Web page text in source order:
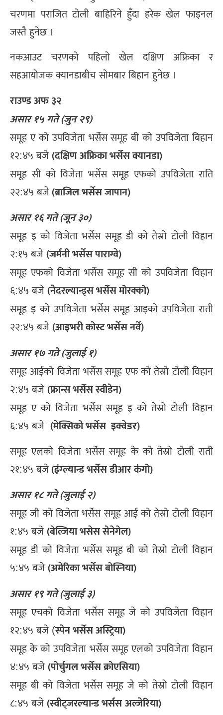
चरणमा पराजित टोली बाहिरिने हुँदा हरेक खेल फाइनल
जस्तै हुनेछ ।
नकआउट चरणको पहिलो खेल दक्षिण अफ्रिका र
सहआयोजक क्यानडाबीच सोमबार बिहान हुनेछ ।
राउण्ड अफ ३२
असार १५ गते (जुन २९)
समूह ए को उपविजेता भर्सेस समूह बी को उपविजेता बिहान
१२:४५ बजे (दक्षिण अफ्रिका भर्सेस क्यानडा)
समूह सी को विजेता भर्सेस समूह एफको उपविजेता राति
२२:४५ बजे (ब्राजिल भर्सेस जापान)
असार १६ गते (जून ३०)
समूह इ को विजेता भर्सेस समूह डी को तेस्रो टोली विहान
२:१५ बजे (जर्मनी भर्सेस पाराग्वे)
समूह एफको विजेता भर्सेस समूह सी को उपविजेता विहान
६:४५ बजे (नेदरल्यान्ड्स भर्सेस मोरक्को)
समूह इ को उपविजेता भर्सेस समूह आइको उपविजेता राती
२२:४५ बजे (आइभरी कोस्ट भर्सेस नर्वे)
असार १७ गते (जुलाई १)
समूह आईको विजेता भर्सेस समूह एफ को तेस्रो टोली विहान
२:४५ बजे (फ्रान्स भर्सेस स्वीडेन)
समूह ए को विजेता भर्सेस समूह इ को तेस्रो टोली विहान
६:४५ बजे (मेक्सिको भर्सेसइक्वेडर)
समूह एलको विजेता भर्सेस समूह के को तेस्रो टोली राती
२१:४५ बजे (इंग्ल्यान्ड भर्सेस डीआर कंगो)
असार १८ गते (जुलाई २)
समूह जी को विजेता भर्सेस समूह आई को तेस्रो टोली विहान
१:४५ बजे (बेल्जिया भसेस सेनेगेल)
समूह डी को विजेता भर्सेस समूह बी को तेस्रो टोली विहान
५:४५ बजे (अमेरिका भर्सेस बोस्निया)
असार १९ गते (जुलाई ३)
समूह एचको विजेता भर्सेस समूह जे को उपविजेता विहान
१२:४५ बजे (स्पेन भर्सेस अस्ट्रिया)
समूह के को उपविजेता भर्सेस समूह एलको उपविजेता विहान
४:४५ बजे (पोर्चुगल भर्सेस क्रोएसिया)
समूह बी को विजेता भर्सेस समूह जे को तेस्रो टोली विहान
८:४५ बजे (स्वीट्जरल्यान्ड भर्ससअल्जेरिया)